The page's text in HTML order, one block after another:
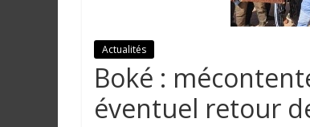
Actualités
Boké :
éventuel retour